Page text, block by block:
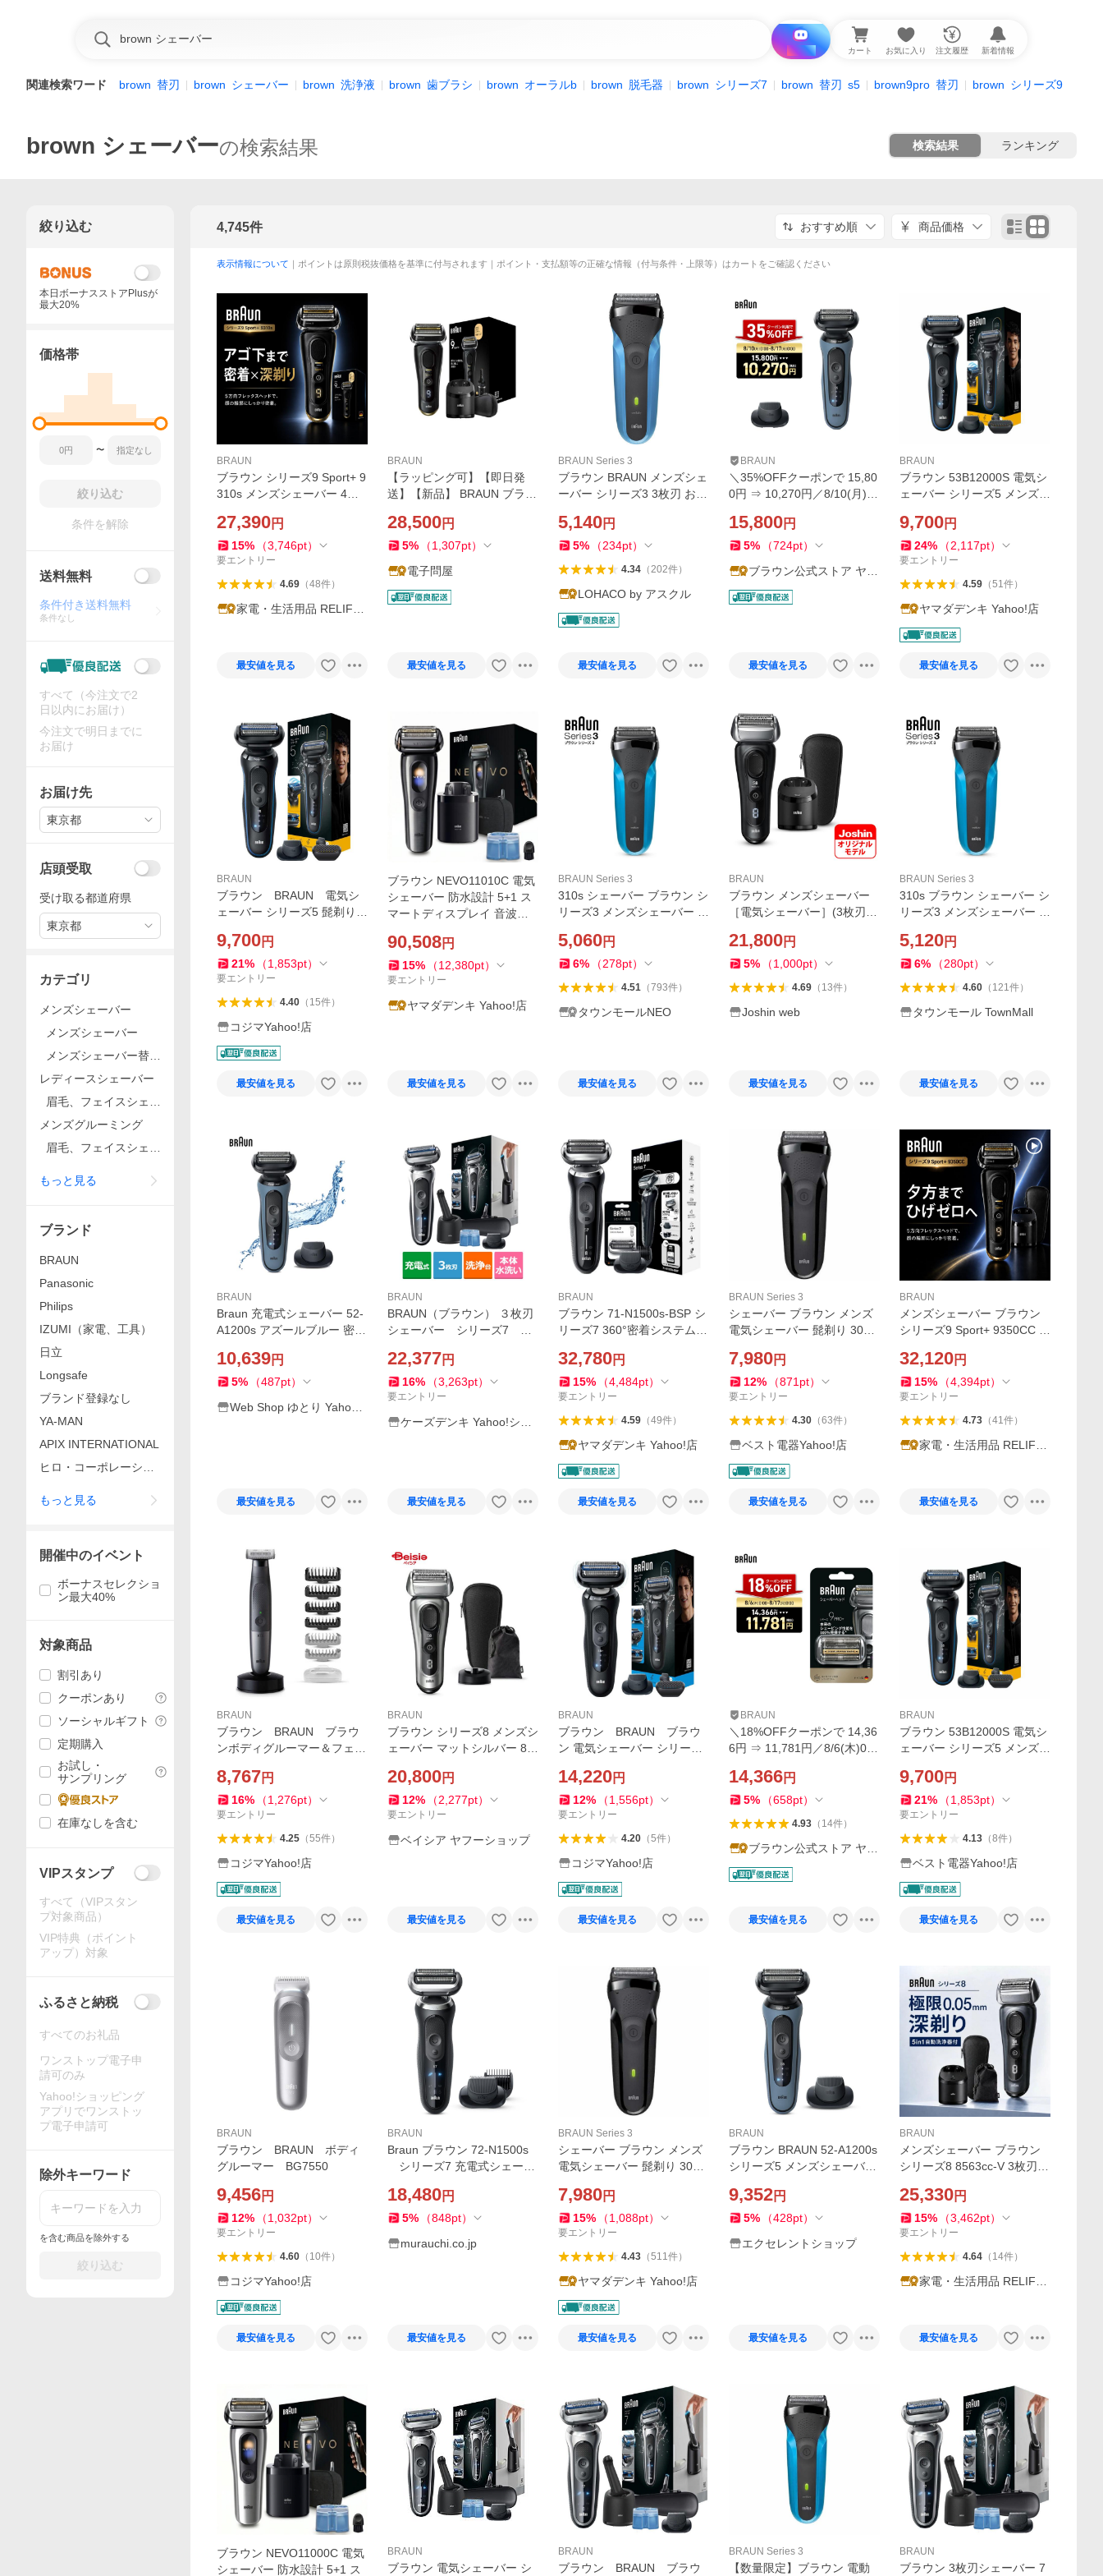
i と探す カート お気に入り 注文履歴 新着情報
関連検索ワード brown 替刃 brown シェーバー brown 洗浄液 brown 歯ブラシ brown オーラルb brown 脱毛器 brown シリーズ7 brown 替刃 s5 brown9pro 替刃 brown シリーズ9
brown シェーバーの検索結果 検索結果 ランキング
4,745件 おすすめ順 商品価格
表示情報について ｜ポイントは原則税抜価格を基準に付与されます｜ポイント・支払額等の正確な情報（付与条件・上限等）はカートをご確認ください
BRAUN
ブラウン シリーズ9 Sport+ 9
310s メンズシェーバー 4枚
電式 海外対応 お風呂剃り ア
トリエブラック
27,390円
15% （3,746pt）
要エントリー
4.69（48件）
家電・生活用品 RELIFE
最安値を見る
BRAUN
【ラッピング可】【即日発
送】【新品】 BRAUN ブラウ
デル 海外対応 シリーズ9 Sp
ort+ 9350cc ブラック
28,500円
5% （1,307pt）
電子問屋
最安値を見る
BRAUN Series 3
ブラウン BRAUN メンズシェ
ーバー シリーズ3 3枚刃 お風
髭剃り 水洗い 深剃り
5,140円
5% （234pt）
4.34（202件）
LOHACO by アスクル
最安値を見る
BRAUN
＼35%OFFクーポンで 15,80
0円 ⇒ 10,270円／8/10(月)0:
｜BRAUN ブラウン 電動シェ
ーバー 充電式 シリーズ5 52-
15,800円
5% （724pt）
ブラウン公式ストア ヤフ
ー店
最安値を見る
BRAUN
ブラウン 53B12000S 電気シ
ェーバー シリーズ5 メンズ
ディープキャッチ網刃 3枚刃
ブルー
9,700円
24% （2,117pt）
要エントリー
4.59（51件）
ヤマダデンキ Yahoo!店
最安値を見る
BRAUN
ブラウン BRAUN 電気シ
ェーバー シリーズ5 髭剃り
ー キワぞりトリマー 防水設
計 ブルー 53-B12000S
9,700円
21% （1,853pt）
要エントリー
4.40（ 15件）
コジマYahoo!店
最安値を見る
ブラウン NEVO11010C 電気
シェーバー 防水設計 5+1 ス
マートディスプレイ 音波振
付 4枚刃 グラファイトダスク
90,508円
15% （12,380pt）
要エントリー
ヤマダデンキ Yahoo!店
最安値を見る
BRAUN Series 3
310s シェーバー ブラウン シ
リーズ3 メンズシェーバー 男
5,060円
6% （278pt）
4.51（793件）
タウンモールNEO
最安値を見る
BRAUN
ブラウン メンズシェーバー
［電気シェーバー］(3枚刃)
ナルモデル BRAUN Series8
(シリーズ8) 8450CC 返品種
21,800円
5% （1,000pt）
4.69（ 13件）
Joshin web
最安値を見る
BRAUN Series 3
310s ブラウン シェーバー シ
リーズ3 メンズシェーバー 男
5,120円
6% （280pt）
4.60（ 121件）
タウンモール TownMall
最安値を見る
BRAUN
Braun 充電式シェーバー 52-
A1200s アズールブルー 密着
ーバー 髭剃り メンズ 深剃り
防水 ターボモード ギフト
10,639円
5% （487pt）
Web Shop ゆとり Yahoo!
最安値を見る
BRAUN
BRAUN（ブラウン） ３枚刃
シェーバー シリーズ7 洗
ー 73-S85010CC
22,377円
16% （3,263pt）
要エントリー
ケーズデンキ Yahoo!ショ
最安値を見る
BRAUN
ブラウン 71-N1500s-BSP シ
リーズ7 360°密着システム採
32,780円
15% （4,484pt）
要エントリー
4.59（49件）
ヤマダデンキ Yahoo!店
最安値を見る
BRAUN Series 3
シェーバー ブラウン メンズ
電気シェーバー 髭剃り 300S
7,980円
12% （871 pt）
要エントリー
4.30（63件）
ベスト電器Yahoo!店
最安値を見る
BRAUN
メンズシェーバー ブラウン
シリーズ9 Sport+ 9350CC 電
き 深剃り お風呂剃り 防水 充
電式 海外対応 ケース付 髭剃
り BRAUN
32,120円
15% （4,394pt）
要エントリー
4.73（41件）
家電・生活用品 RELIFE
最安値を見る
BRAUN
ブラウン BRAUN ブラウ
ンボディグルーマー＆フェイ
UN ブラックグレーメタル
［AC100V-240V］ XT5300
8,767円
16% （1,276pt）
要エントリー
4.25（55件）
コジマYahoo!店
最安値を見る
BRAUN
ブラウン シリーズ8 メンズシ
ェーバー マットシルバー 85
ズ 髭剃り 深剃り 充電式 8シ
リーズ ギフト プレゼント 就
職祝い 誕生日 9
20,800円
12% （2,277pt）
要エントリー
ベイシア ヤフーショップ
最安値を見る
BRAUN
ブラウン BRAUN ブラウ
ン 電気シェーバー シリーズ5
剃りシェーバー 53-N52000s
ブラック 53-N52000S
14,220円
12% （1,556pt）
要エントリー
4.20（5件）
コジマYahoo!店
最安値を見る
BRAUN
＼18%OFFクーポンで 14,36
6円 ⇒ 11,781円／8/6(木)0:0
｜BRAUN ブラウン シェーバ
ー 髭剃り シリーズ9/9Pro/9P
14,366円
5% （658pt）
4.93（ 14件）
ブラウン公式ストア ヤフ
ー店
最安値を見る
BRAUN
ブラウン 53B12000S 電気シ
ェーバー シリーズ5 メンズ
ディープキャッチ網刃 3枚刃
ブルー
9,700円
21% （1,853pt）
要エントリー
4.13（8件）
ベスト電器Yahoo!店
最安値を見る
BRAUN
ブラウン BRAUN ボディ
グルーマー BG7550
9,456円
12% （1,032pt）
要エントリー
4.60（ 10件）
コジマYahoo!店
最安値を見る
BRAUN
Braun ブラウン 72-N1500s
シリーズ7 充電式シェーバ
18,480円
5% （848pt）
murauchi.co.jp
最安値を見る
BRAUN Series 3
シェーバー ブラウン メンズ
電気シェーバー 髭剃り 300S
7,980円
15% （1,088pt）
要エントリー
4.43（511件）
ヤマダデンキ Yahoo!店
最安値を見る
BRAUN
ブラウン BRAUN 52-A1200s
シリーズ5 メンズシェーバー
9,352円
5% （428pt）
エクセレントショップ
最安値を見る
BRAUN
メンズシェーバー ブラウン
シリーズ8 8563cc-V 3枚刃
枚刃 深剃り BRAUN お風呂
剃り 密着 防水
25,330円
15% （3,462pt）
要エントリー
4.64（ 14件）
家電・生活用品 RELIFE
最安値を見る
ブラウン NEVO11000C 電気
シェーバー 防水設計 5+1 ス
BRAUN
ブラウン 電気シェーバー シ
BRAUN
ブラウン BRAUN ブラウ
BRAUN Series 3
【数量限定】ブラウン 電動
BRAUN
ブラウン 3枚刃シェーバー 7
絞り込む
本日ボーナスストアPlusが
最大20%
価格帯
〜
絞り込む
条件を解除
送料無料
条件付き送料無料
条件なし
すべて（今注文で2
日以内にお届け）
今注文で明日までに
お届け
お届け先
東京都
店頭受取
受け取る都道府県
東京都
カテゴリ
メンズシェーバー
メンズシェーバー
メンズシェーバー替
刃、アクセサリー
レディースシェーバー
眉毛、フェイスシェー
バー
メンズグルーミング
眉毛、フェイスシェー
もっと見る
ブランド
BRAUN
Panasonic
Philips
IZUMI（家電、工具）
日立
Longsafe
ブランド登録なし
YA‐MAN
APIX INTERNATIONAL
ヒロ・コーポレーショ
もっと見る
開催中のイベント
ボーナスセレクショ
ン最大40%
対象商品
割引あり
クーポンあり
ソーシャルギフト
定期購入
お試し・
サンプリング
在庫なしを含む
VIPスタンプ
すべて（VIPスタン
プ対象商品）
VIP特典（ポイント
アップ）対象
ふるさと納税
すべてのお礼品
ワンストップ電子申
請可のみ
Yahoo!ショッピング
アプリでワンストッ
プ電子申請可
除外キーワード
を含む商品を除外する
絞り込む